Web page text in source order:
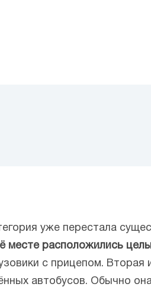
уже перестала
месте расположились
с прицепом. Вторая
автобусов. Обычно